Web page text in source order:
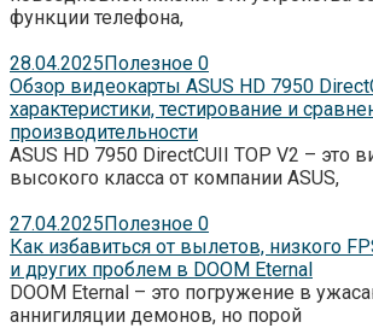
функции телефона,
28.04.2025Полезное 0
Обзор видеокарты ASUS HD 7950
характеристики, тестирование и
производительности
ASUS HD 7950 DirectCUII TOP V2 – это
высокого класса от компании ASUS,
27.04.2025Полезное 0
Как избавиться от вылетов, низкого
и других проблем в DOOM Eternal
DOOM Eternal – это погружение в
аннигиляции демонов, но порой